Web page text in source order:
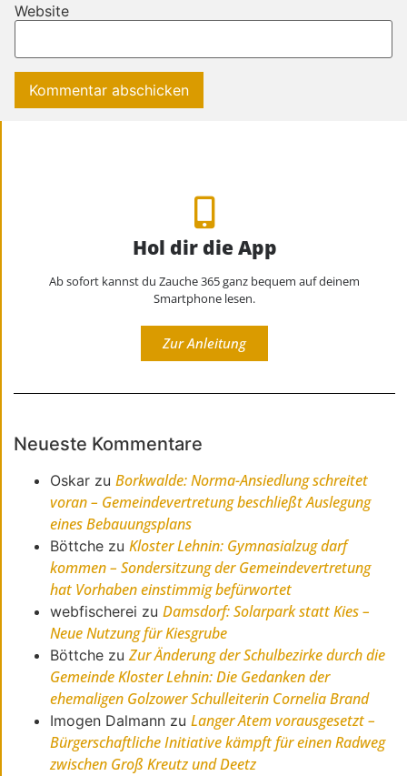
Website
Hol dir die App
Ab sofort kannst du Zauche 365 ganz bequem auf deinem
Smartphone lesen.
Zur Anleitung
Neueste Kommentare
Oskar zuBorkwalde: Norma-Ansiedlung schreitet
voran – Gemeindevertretung beschließt Auslegung
eines Bebauungsplans
Böttche zuKloster Lehnin: Gymnasialzug darf
kommen – Sondersitzung der Gemeindevertretung
hat Vorhaben einstimmig befürwortet
webfischerei zuDamsdorf: Solarpark statt Kies –
Neue Nutzung für Kiesgrube
Böttche zuZur Änderung der Schulbezirke durch die
Gemeinde Kloster Lehnin: Die Gedanken der
ehemaligen Golzower Schulleiterin Cornelia Brand
Imogen Dalmann zuLanger Atem vorausgesetzt –
Bürgerschaftliche Initiative kämpft für einen Radweg
zwischen Groß Kreutz und Deetz